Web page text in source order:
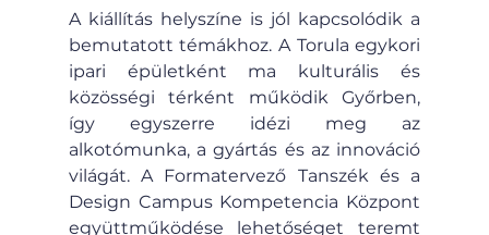
A kiállítás helyszíne is jól kapcsolódik a
bemutatott témákhoz. A Torula egykori
ipari épületként ma kulturális és
közösségi térként működik Győrben,
így egyszerre idézi meg az
alkotómunka, a gyártás és az innováció
világát. A Formatervező Tanszék és a
Design Campus Kompetencia Központ
együttműködése lehetőséget teremt